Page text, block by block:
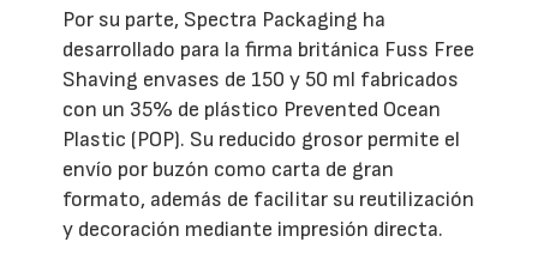
Por su parte, Spectra Packaging ha
desarrollado para la firma británica Fuss Free
Shaving envases de 150 y 50 ml fabricados
con un 35% de plástico Prevented Ocean
Plastic (POP). Su reducido grosor permite el
envío por buzón como carta de gran
formato, además de facilitar su reutilización
y decoración mediante impresión directa.